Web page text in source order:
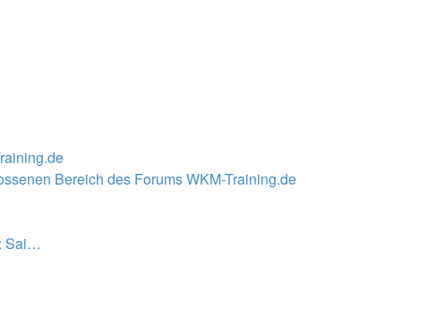
Bereich des Forums WKM-Training.de
Sai…